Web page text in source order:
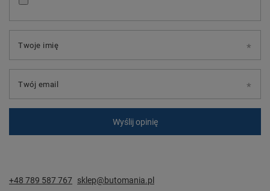
Twoje imię
Twój email
Wyślij opinię
+48 789 587 767 sklep@butomania.pl